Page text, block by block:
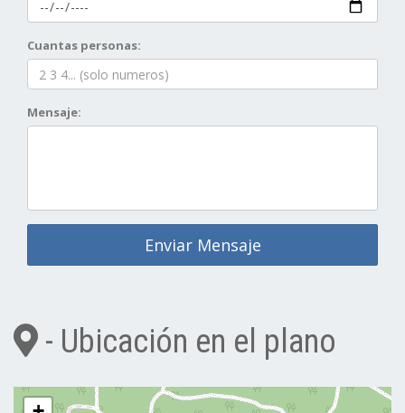
Cuantas personas:
Mensaje:
Enviar Mensaje
- Ubicación en el plano